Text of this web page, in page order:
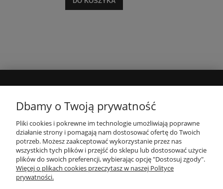
INFORMACJE
PŁATNOŚCI I DOSTAWA
Dbamy o Twoją prywatność
Pliki cookies i pokrewne im technologie umożliwiają poprawne
działanie strony i pomagają nam dostosować ofertę do Twoich
potrzeb. Możesz zaakceptować wykorzystanie przez nas
wszystkich tych plików i przejść do sklepu lub dostosować użycie
plików do swoich preferencji, wybierając opcję "Dostosuj zgody".
Więcej o plikach cookies przeczytasz w naszej Polityce
prywatności.